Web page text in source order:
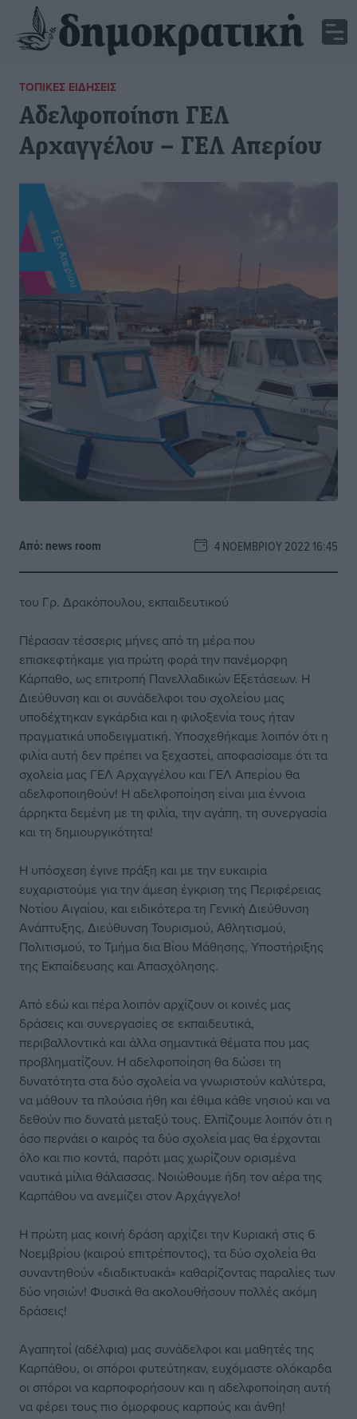
ΤΟΠΙΚΈΣ ΕΙΔΉΣΕΙΣ
Αδελφοποίηση ΓΕΛ
Αρχαγγέλου – ΓΕΛ Απερίου
Από: news room 4 ΝΟΕΜΒΡΊΟΥ 2022 16:45
του Γρ. Δρακόπουλου, εκπαιδευτικού
Πέρασαν τέσσερις μήνες από τη μέρα που
επισκεφτήκαμε για πρώτη φορά την πανέμορφη
Κάρπαθο, ως επιτροπή Πανελλαδικών Εξετάσεων. Η
Διεύθυνση και οι συνάδελφοι του σχολείου μας
υποδέχτηκαν εγκάρδια και η φιλοξενία τους ήταν
πραγματικά υποδειγματική. Υποσχεθήκαμε λοιπόν ότι η
φιλία αυτή δεν πρέπει να ξεχαστεί, αποφασίσαμε ότι τα
σχολεία μας ΓΕΛ Αρχαγγέλου και ΓΕΛ Απερίου θα
αδελφοποιηθούν! Η αδελφοποίηση είναι μια έννοια
άρρηκτα δεμένη με τη φιλία, την αγάπη, τη συνεργασία
και τη δημιουργικότητα!
Η υπόσχεση έγινε πράξη και με την ευκαιρία
ευχαριστούμε για την άμεση έγκριση της Περιφέρειας
Νοτίου Αιγαίου, και ειδικότερα τη Γενική Διεύθυνση
Ανάπτυξης, Διεύθυνση Τουρισμού, Αθλητισμού,
Πολιτισμού, το Τμήμα δια Βίου Μάθησης, Υποστήριξης
της Εκπαίδευσης και Απασχόλησης.
Από εδώ και πέρα λοιπόν αρχίζουν οι κοινές μας
δράσεις και συνεργασίες σε εκπαιδευτικά,
περιβαλλοντικά και άλλα σημαντικά θέματα που μας
προβληματίζουν. Η αδελφοποίηση θα δώσει τη
δυνατότητα στα δύο σχολεία να γνωριστούν καλύτερα,
να μάθουν τα πλούσια ήθη και έθιμα κάθε νησιού και να
δεθούν πιο δυνατά μεταξύ τους. Ελπίζουμε λοιπόν ότι η
όσο περνάει ο καιρός τα δύο σχολεία μας θα έρχονται
όλο και πιο κοντά, παρότι μας χωρίζουν ορισμένα
ναυτικά μίλια θάλασσας. Νοιώθουμε ήδη τον αέρα της
Καρπάθου να ανεμίζει στον Αρχάγγελο!
Η πρώτη μας κοινή δράση αρχίζει την Κυριακή στις 6
Νοεμβρίου (καιρού επιτρέποντος), τα δύο σχολεία θα
συναντηθούν «διαδικτυακά» καθαρίζοντας παραλίες των
δύο νησιών! Φυσικά θα ακολουθήσουν πολλές ακόμη
δράσεις!
Αγαπητοί (αδέλφια) μας συνάδελφοι και μαθητές της
Καρπάθου, οι σπόροι φυτεύτηκαν, ευχόμαστε ολόκαρδα
οι σπόροι να καρποφορήσουν και η αδελφοποίηση αυτή
να φέρει τους πιο όμορφους καρπούς και άνθη!